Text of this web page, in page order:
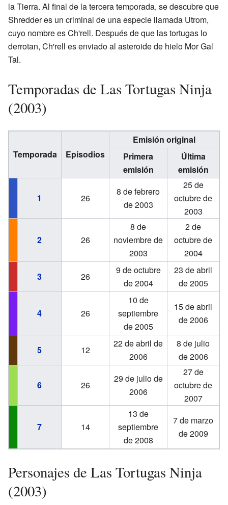
la Tierra. Al final de la tercera temporada, se descubre que
Shredder es un criminal de una especie llamada Utrom,
cuyo nombre es Ch'rell. Después de que las tortugas lo
derrotan, Ch'rell es enviado al asteroide de hielo Mor Gal
Tal.
Temporadas de Las Tortugas Ninja
(2003)
Temporada Episodios
Emisión original
Primera
emisión
Última
emisión
1 26
8 de febrero
de 2003
25 de
octubre de
2003
2 26
8 de
noviembre de
2003
2 de
octubre de
2004
3
26
9 de octubre
de 2004
23 de abril
de 2005
4 26
10 de
septiembre
de 2005
15 de abril
de 2006
5 12
22 de abril de
2006
8 de julio
de 2006
6 26
29 de julio de
2006
27 de
octubre de
2007
7 14
13 de
septiembre
de 2008
7 de marzo
de 2009
Personajes de Las Tortugas Ninja
(2003)